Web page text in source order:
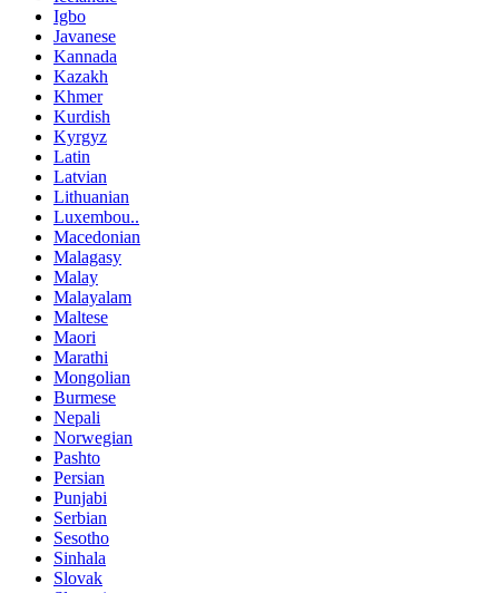
Igbo
Javanese
Kannada
Kazakh
Khmer
Kurdish
Kyrgyz
Latin
Latvian
Lithuanian
Luxembou..
Macedonian
Malagasy
Malay
Malayalam
Maltese
Maori
Marathi
Mongolian
Burmese
Nepali
Norwegian
Pashto
Persian
Punjabi
Serbian
Sesotho
Sinhala
Slovak